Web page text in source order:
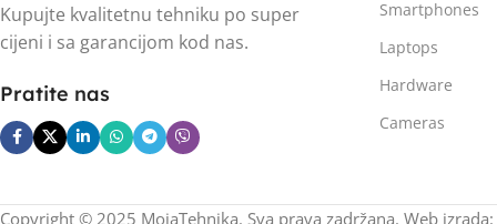
Kupujte kvalitetnu tehniku po super
cijeni i sa garancijom kod nas.
Pratite nas
Smartphones
Laptops
Hardware
Cameras
Copyright © 2025 MojaTehnika. Sva prava zadržana. Web izrada: